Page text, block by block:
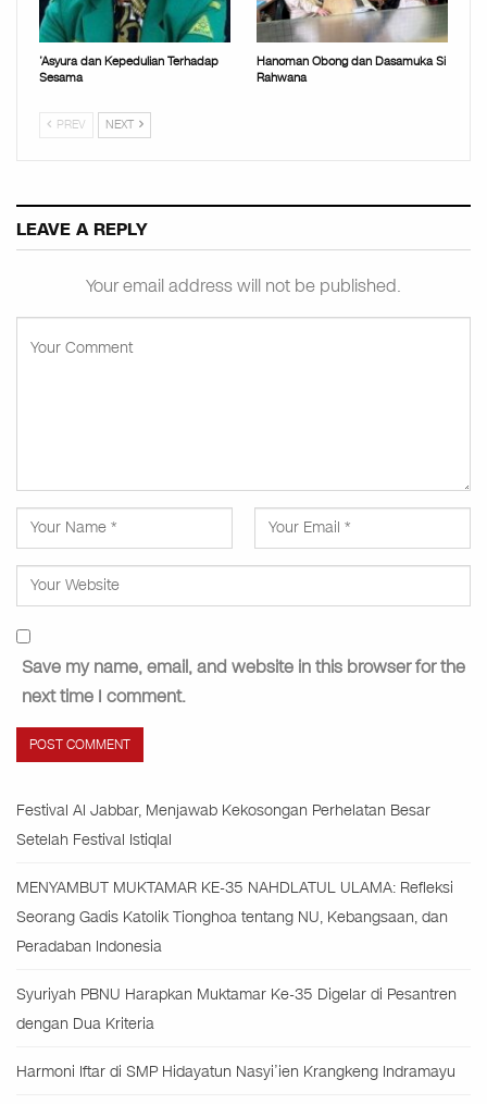
’Asyura dan Kepedulian Terhadap
Sesama
Hanoman Obong dan Dasamuka Si
Rahwana
PREV NEXT
LEAVE A REPLY
Your email address will not be published.
Save my name, email, and website in this browser for the
next time I comment.
Festival Al Jabbar, Menjawab Kekosongan Perhelatan Besar
Setelah Festival Istiqlal
MENYAMBUT MUKTAMAR KE-35 NAHDLATUL ULAMA: Refleksi
Seorang Gadis Katolik Tionghoa tentang NU, Kebangsaan, dan
Peradaban Indonesia
Syuriyah PBNU Harapkan Muktamar Ke-35 Digelar di Pesantren
dengan Dua Kriteria
Harmoni Iftar di SMP Hidayatun Nasyi’ien Krangkeng Indramayu